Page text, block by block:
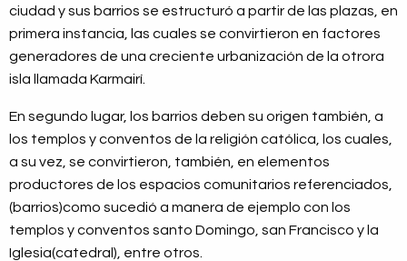
ciudad y sus barrios se estructuró a partir de las plazas, en
primera instancia, las cuales se convirtieron en factores
generadores de una creciente urbanización de la otrora
isla llamada Karmairí.
En segundo lugar, los barrios deben su origen también, a
los templos y conventos de la religión católica, los cuales,
a su vez, se convirtieron, también, en elementos
productores de los espacios comunitarios referenciados,
(barrios)como sucedió a manera de ejemplo con los
templos y conventos santo Domingo, san Francisco y la
Iglesia(catedral), entre otros.